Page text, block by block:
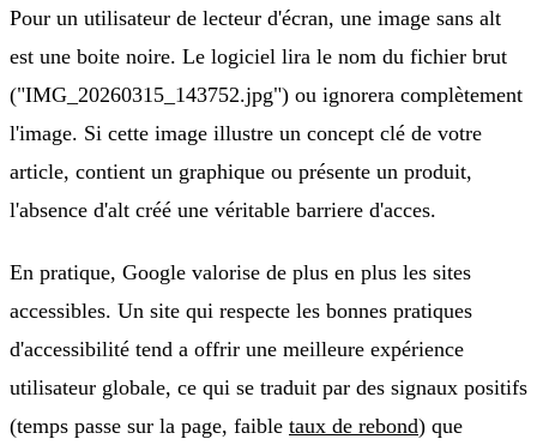
Pour un utilisateur de lecteur d'écran, une image sans alt
est une boite noire. Le logiciel lira le nom du fichier brut
("IMG_20260315_143752.jpg") ou ignorera complètement
l'image. Si cette image illustre un concept clé de votre
article, contient un graphique ou présente un produit,
l'absence d'alt créé une véritable barriere d'acces.
En pratique, Google valorise de plus en plus les sites
accessibles. Un site qui respecte les bonnes pratiques
d'accessibilité tend a offrir une meilleure expérience
utilisateur globale, ce qui se traduit par des signaux positifs
(temps passe sur la page, faible taux de rebond) que